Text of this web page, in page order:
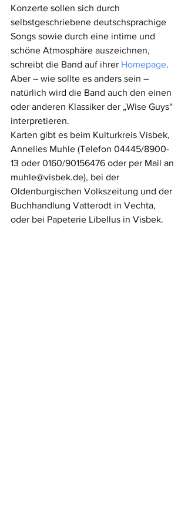
Konzerte sollen sich durch
selbstgeschriebene deutschsprachige
Songs sowie durch eine intime und
schöne Atmosphäre auszeichnen,
schreibt die Band auf ihrer Homepage.
Aber – wie sollte es anders sein –
natürlich wird die Band auch den einen
oder anderen Klassiker der „Wise Guys“
interpretieren.
Karten gibt es beim Kulturkreis Visbek,
Annelies Muhle (Telefon 04445/8900-
13 oder 0160/90156476 oder per Mail an
muhle@visbek.de), bei der
Oldenburgischen Volkszeitung und der
Buchhandlung Vatterodt in Vechta,
oder bei Papeterie Libellus in Visbek.